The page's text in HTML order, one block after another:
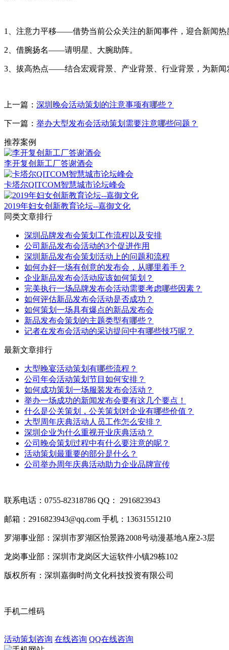
1、注意力平移——借势当前公众关注的新闻事件，迎合新闻热
2、借腕扬名——请明星、大腕助阵。
3、拔高热点——结合宏观背景、产业背景、行业背景，为新闻
上一篇： 深圳晚会活动策划的注意事项有哪些？
下一篇： 举办大型发布会活动策划需要注意哪些问题？
推荐案例
李开复创新工厂答谢酒会
卡塔尔QITCOM智慧城市论坛峰会
2019年妇女创新教育论坛--嘉御文化
同类文章排行
深圳品牌发布会策划工作流程以及安排
公司新品发布会活动的3个促进作用
深圳新品发布会策划活动上的问题和流程
如何办好一场有创意的发布会，从哪里着手？
企业新品发布会活动应该如何策划？
完美执行一场品牌发布会活动需要考虑哪些因素？
如何评估新品发布会活动是否成功？
如何策划一场具有爆点的新品发布会
新品发布会策划的主题类型有哪些？
记者在发布会活动的采访提问中有哪些技巧呢？
最新文章排行
大型晚宴活动策划有哪些流程？
公司年会活动策划节目如何安排？
如何成功策划一场服装发布会活动？
举办一场成功的新闻发布会要有这几个要点！
什么是公关策划，公关策划对企业有哪些价值？
大型周年庆典活动人员工作怎么安排？
深圳企业为什么重视开业庆典活动？
公司晚会策划过程中有什么要注意的呢？
活动策划最重要的部分是什么？
公司举办周年庆典活动助力企业品牌宣传
联系电话：0755-82318786 QQ： 2916823943
邮箱：2916823943@qq.com 手机：13631551210
罗湖事业部：深圳市罗湖区怡景路2008号动漫基地A座2-3层
龙岗事业部：深圳市龙岗区大运软件小镇29栋102
版权所有：深圳嘉御时尚文化科技投资有限公司
手机二维码
活动策划咨询 在线咨询 QQ在线咨询